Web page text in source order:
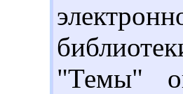
"Темы"